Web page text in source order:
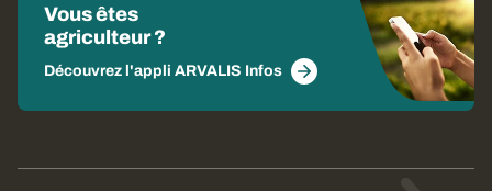
Vous êtes
agriculteur ?
Découvrez l'appli ARVALIS Infos